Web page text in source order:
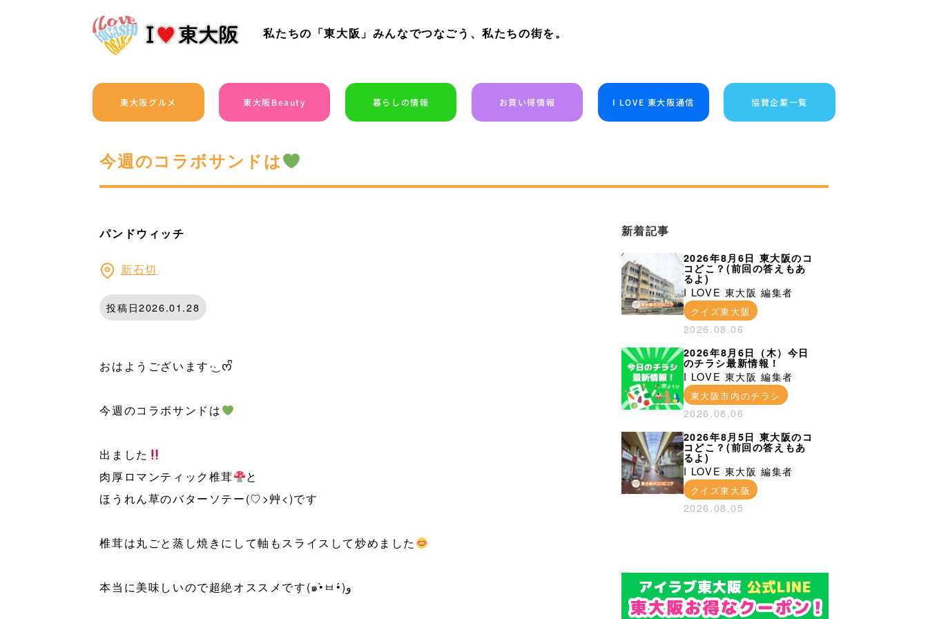
私たちの「東大阪」みんなでつなごう、私たちの街を。
東大阪グルメ 東大阪Beauty 暮らしの情報 お買い得情報 I LOVE 東大阪通信 協賛企業一覧
今週のコラボサンドは
パンドウィッチ
新石切
投稿日2026.01.28
おはようございます·͜· ᰔᩚ
今週のコラボサンドは
出ました
肉厚ロマンティック椎茸
と
ほうれん草のバターソテー(♡>艸<)です
椎茸は丸ごと蒸し焼きにして軸もスライスして炒めました
本当に美味しいので超絶オススメです(๑•̀ㅂ•́)و
新着記事
2026年8月6日 東大阪のコ
コどこ？(前回の答えもあ
るよ)
I LOVE 東大阪 編集者
クイズ東大阪
2026.08.06
2026年8月6日（木）今日
のチラシ最新情報！
I LOVE 東大阪 編集者
東大阪市内のチラシ
2026.08.06
2026年8月5日 東大阪のコ
コどこ？(前回の答えもあ
るよ)
I LOVE 東大阪 編集者
クイズ東大阪
2026.08.05